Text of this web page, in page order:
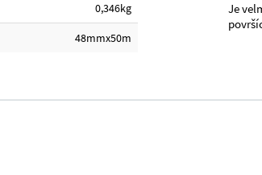
0,346kg
48mmx50m
Je